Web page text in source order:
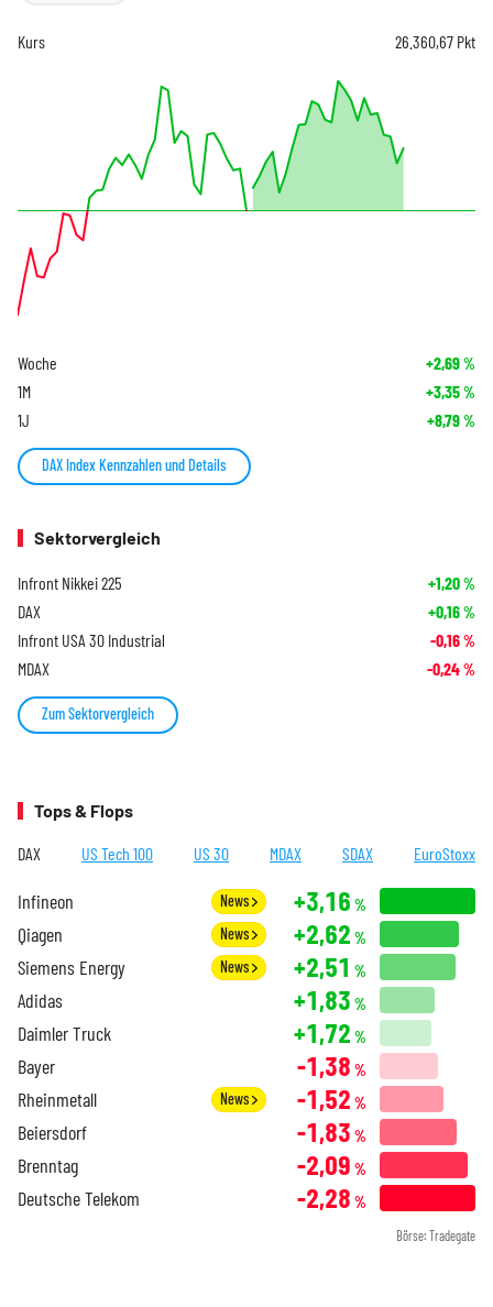
Kurs 26.360,67 Pkt
Woche +2,69%
1M +3,35%
1J +8,79%
DAX Index Kennzahlen und Details
Sektorvergleich
Infront Nikkei 225 +1,20%
DAX +0,16%
Infront USA 30 Industrial -0,16%
MDAX -0,24%
Zum Sektorvergleich
Tops & Flops
DAX US Tech 100 US 30 MDAX SDAX EuroStoxx
Infineon News +3,16 %
Qiagen News +2,62 %
Siemens Energy News +2,51 %
Adidas +1,83 %
Daimler Truck +1,72 %
Bayer -1,38 %
Rheinmetall News -1,52 %
Beiersdorf -1,83 %
Brenntag -2,09 %
Deutsche Telekom -2,28 %
Börse: Tradegate